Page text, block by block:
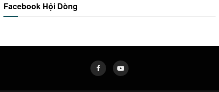
Facebook Hội Dòng